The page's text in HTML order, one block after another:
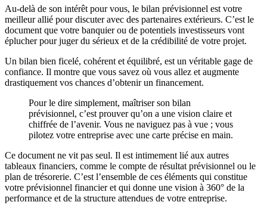
Au-delà de son intérêt pour vous, le bilan prévisionnel est votre
meilleur allié pour discuter avec des partenaires extérieurs. C’est le
document que votre banquier ou de potentiels investisseurs vont
éplucher pour juger du sérieux et de la crédibilité de votre projet.
Un bilan bien ficelé, cohérent et équilibré, est un véritable gage de
confiance. Il montre que vous savez où vous allez et augmente
drastiquement vos chances d’obtenir un financement.
Pour le dire simplement, maîtriser son bilan
prévisionnel, c’est prouver qu’on a une vision claire et
chiffrée de l’avenir. Vous ne naviguez pas à vue ; vous
pilotez votre entreprise avec une carte précise en main.
Ce document ne vit pas seul. Il est intimement lié aux autres
tableaux financiers, comme le compte de résultat prévisionnel ou le
plan de trésorerie. C’est l’ensemble de ces éléments qui constitue
votre prévisionnel financier et qui donne une vision à 360° de la
performance et de la structure attendues de votre entreprise.